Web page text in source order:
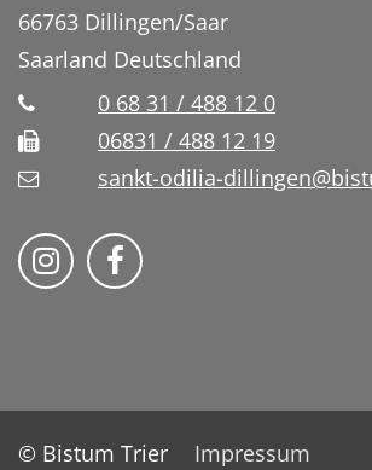
66763 Dillingen/Saar
Saarland Deutschland
0 68 31 / 488 12 0
06831 / 488 12 19
sankt-odilia-
Bistum Trier auf Instragram
Bistum Trier auf
© Bistum Trier
Impressum